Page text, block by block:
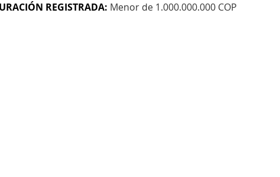
REGISTRADA: Menor de 1.000.000.000 COP